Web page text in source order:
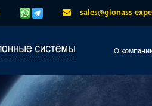
sales@glonass-
О